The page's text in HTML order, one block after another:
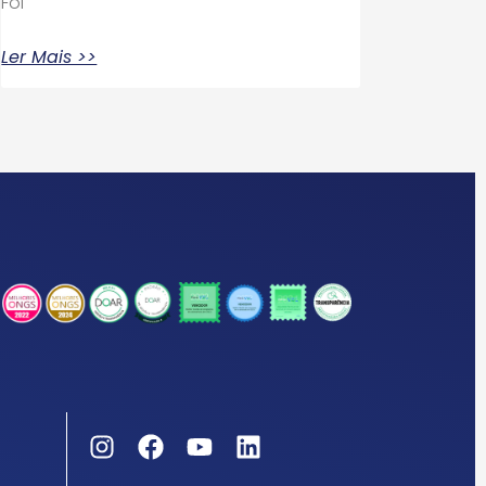
Ler Mais >>